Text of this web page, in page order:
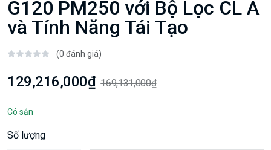
G120 PM250 với Bộ Lọc CL A
và Tính Năng Tái Tạo
(0 đánh giá)
129,216,000₫ 169,131,000₫
Có sẵn
Số lượng